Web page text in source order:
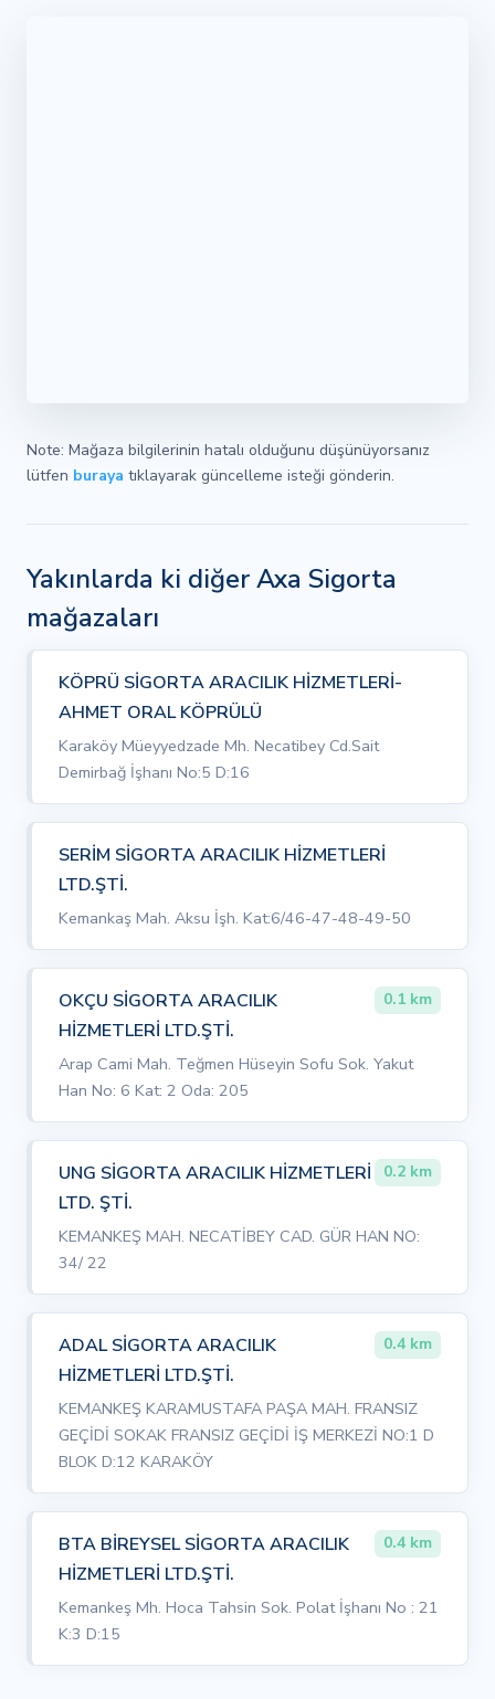
Note: Mağaza bilgilerinin hatalı olduğunu düşünüyorsanız
lütfen buraya tıklayarak güncelleme isteği gönderin.
Yakınlarda ki diğer Axa Sigorta
mağazaları
KÖPRÜ SİGORTA ARACILIK HİZMETLERİ-
AHMET ORAL KÖPRÜLÜ
Karaköy Müeyyedzade Mh. Necatibey Cd.Sait
Demirbağ İşhanı No:5 D:16
SERİM SİGORTA ARACILIK HİZMETLERİ
LTD.ŞTİ.
Kemankaş Mah. Aksu İşh. Kat:6/46-47-48-49-50
OKÇU SİGORTA ARACILIK
HİZMETLERİ LTD.ŞTİ.
0.1 km
Arap Cami Mah. Teğmen Hüseyin Sofu Sok. Yakut
Han No: 6 Kat: 2 Oda: 205
UNG SİGORTA ARACILIK HİZMETLERİ
LTD. ŞTİ.
0.2 km
KEMANKEŞ MAH. NECATİBEY CAD. GÜR HAN NO:
34/ 22
ADAL SİGORTA ARACILIK
HİZMETLERİ LTD.ŞTİ.
0.4 km
KEMANKEŞ KARAMUSTAFA PAŞA MAH. FRANSIZ
GEÇİDİ SOKAK FRANSIZ GEÇİDİ İŞ MERKEZİ NO:1 D
BLOK D:12 KARAKÖY
BTA BİREYSEL SİGORTA ARACILIK
HİZMETLERİ LTD.ŞTİ.
0.4 km
Kemankeş Mh. Hoca Tahsin Sok. Polat İşhanı No : 21
K:3 D:15